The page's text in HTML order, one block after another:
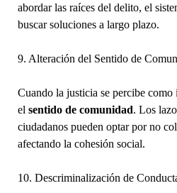
abordar las raíces del delito, el
buscar soluciones a largo plazo.
9. Alteración del Sentido de
Cuando la justicia se percibe como
el sentido de comunidad. Los
ciudadanos pueden optar por no
afectando la cohesión social.
10. Descriminalización de